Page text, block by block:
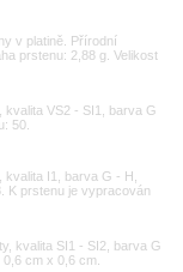
v platině. Přírodní
prstenu: 2,88 g. Velikost
kvalita VS2 - SI1, barva G
50.
I1, barva G - H,
K prstenu je vypracován
kvalita SI1 - SI2, barva G
cm x 0,6 cm.